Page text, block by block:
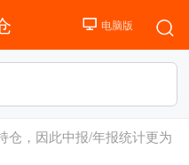
仓，因此中报/年报统计更为